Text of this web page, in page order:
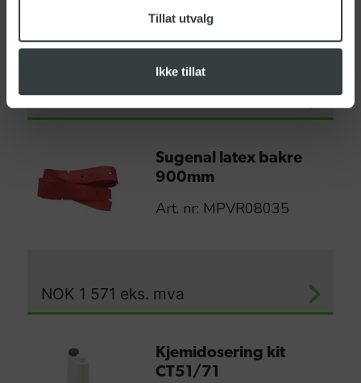
Tillat utvalg
Ikke tillat
Art. nr: MPVR08039
NOK1 192 eks. mva
Sugenal latex bakre
900mm
Art. nr: MPVR08035
NOK 1 571 eks. mva
Kjemidosering kit
CT51/71